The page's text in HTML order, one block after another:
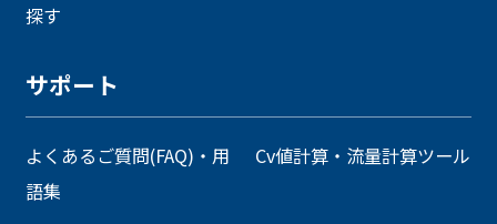
探す
サポート
よくあるご質問(FAQ)・用
語集
Cv値計算・流量計算ツール